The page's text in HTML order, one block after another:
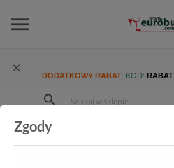
DODATKOWY RABAT KOD: RABAT
Kolekcja damska
Czółenka
Zgody